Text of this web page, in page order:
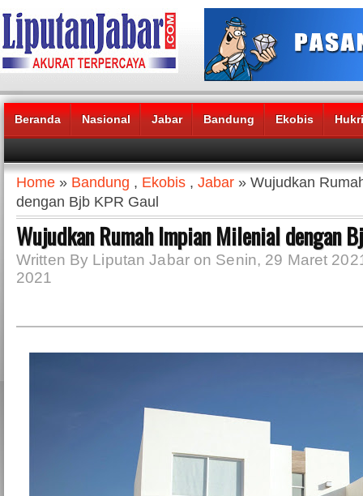
Beranda Nasional Jabar Bandung Ekobis
Headlines News :
Home » Bandung , Ekobis , Jabar » Wujudkan
dengan Bjb KPR Gaul
Wujudkan Rumah Impian Milenial dengan
Written By Liputan Jabar on Senin, 29 Maret
2021